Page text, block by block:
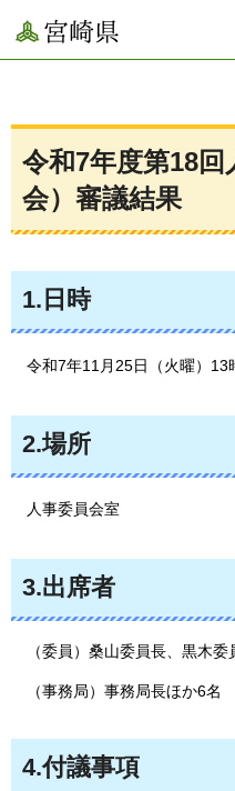
宮崎県
令和7年度第18回
会）審議結果
1.日時
令和7年11月25日（火曜）
2.場所
人事委員会室
3.出席者
（委員）桑山委員長、黒木委
（事務局）事務局長ほか6名
4.付議事項